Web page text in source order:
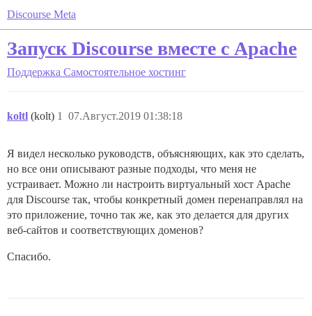
Discourse Meta
Запуск Discourse вместе с Apache
Поддержка Самостоятельное хостинг
koltl (kolt) 07.Август.2019 01:38:18
1
Я видел несколько руководств, объясняющих, как это сделать,
но все они описывают разные подходы, что меня не
устраивает. Можно ли настроить виртуальный хост Apache
для Discourse так, чтобы конкретный домен перенаправлял на
это приложение, точно так же, как это делается для других
веб-сайтов и соответствующих доменов?
Спасибо.